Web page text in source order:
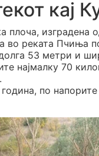
кај
плоча,
во реката Пчиња
53 метри и
најмалку 70
по